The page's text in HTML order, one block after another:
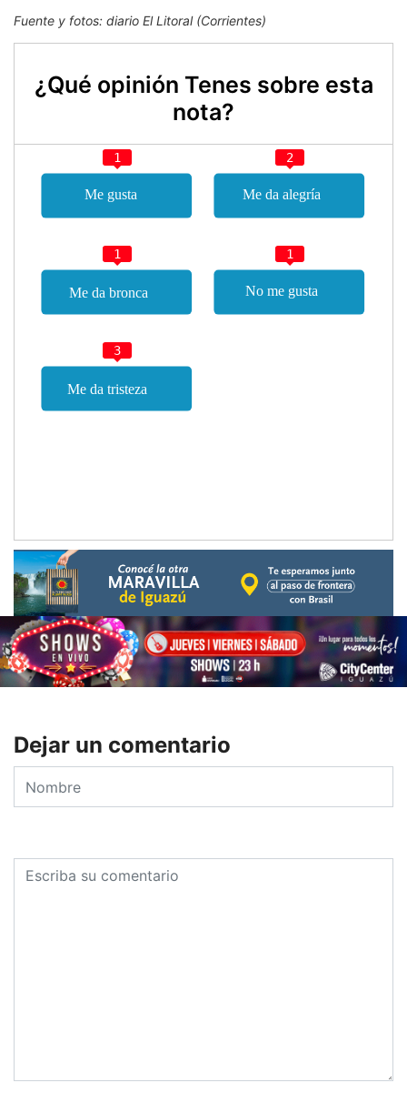
Fuente y fotos: diario El Litoral (Corrientes)
¿Qué opinión Tenes sobre esta
nota?
1 2
1 1
3
Dejar un comentario